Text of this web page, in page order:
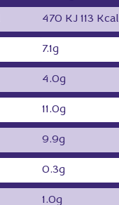
470 KJ113 Kcal
7.1g
4.0g
11.0g
9.9g
0.3g
1.0g